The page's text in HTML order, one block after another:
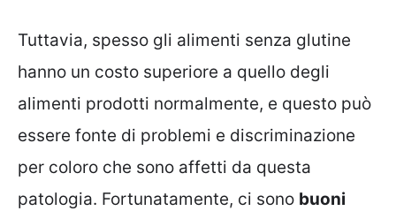
Tuttavia, spesso gli alimenti senza glutine
hanno un costo superiore a quello degli
alimenti prodotti normalmente, e questo può
essere fonte di problemi e discriminazione
per coloro che sono affetti da questa
patologia. Fortunatamente, ci sono buoni